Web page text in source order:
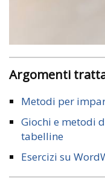
Argomenti
Metodi per
Giochi e metodi
tabelline
Esercizi su